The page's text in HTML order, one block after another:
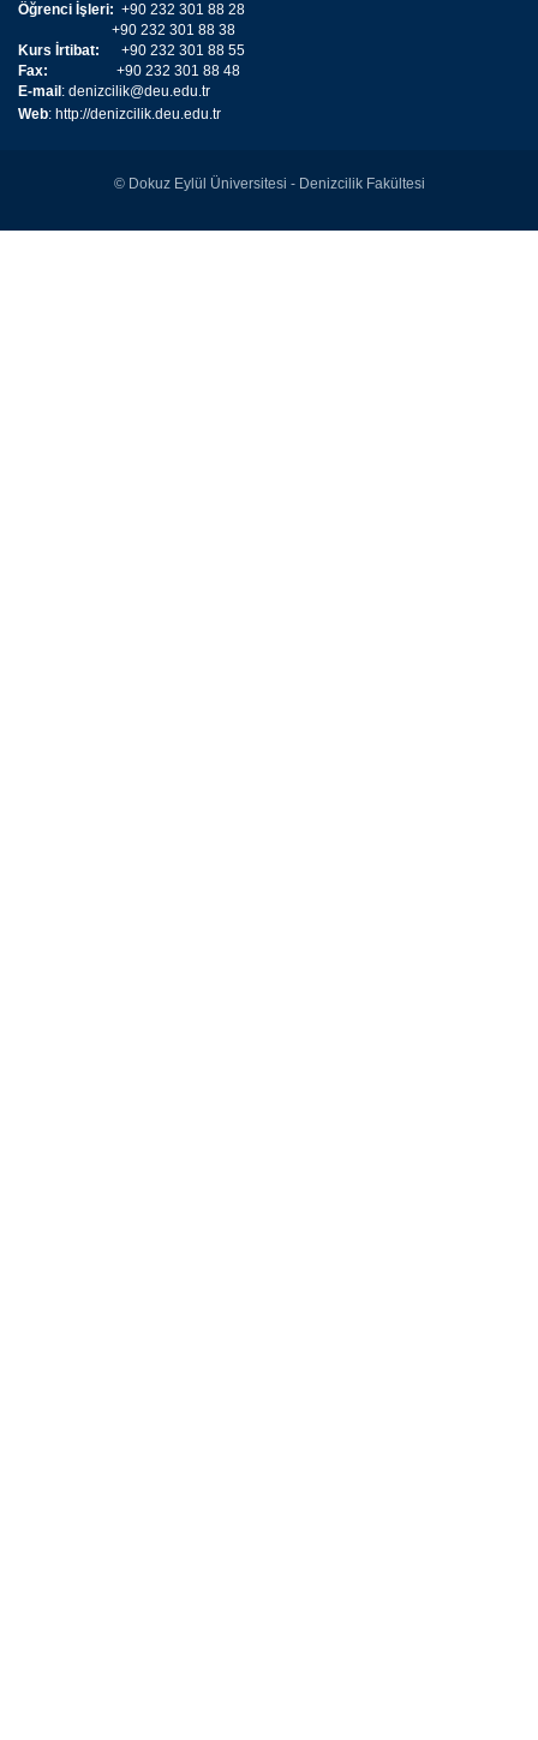
Öğrenci İşleri: +90 232 301 88 28
+90 232 301 88 38
Kurs İrtibat:
+90 232 301 88 55
Fax:
+90 232 301 88 48
E-mail : denizcilik@deu.edu.tr
Web: http://denizcilik.deu.edu.tr
© Dokuz Eylül Üniversitesi - Denizcilik Fakültesi